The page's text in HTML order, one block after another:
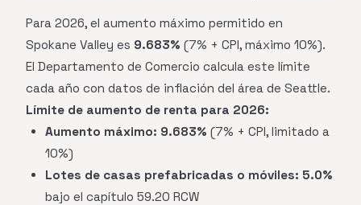
Para 2026, el aumento máximo permitido en
Spokane Valley es 9.683% (7% + CPI, máximo 10%).
El Departamento de Comercio calcula este límite
cada año con datos de inflación del área de Seattle.
Límite de aumento de renta para 2026:
Aumento máximo: 9.683% (7% + CPI, limitado a
10%)
Lotes de casas prefabricadas o móviles: 5.0%
bajo el capítulo 59.20 RCW